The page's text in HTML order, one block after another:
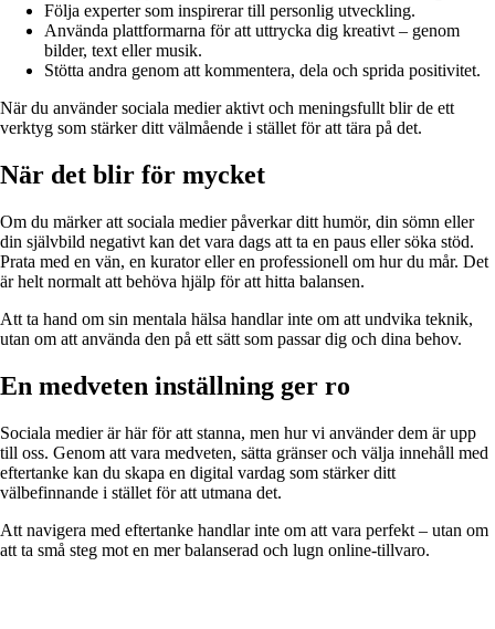
Följa experter som inspirerar till personlig utveckling.
Använda plattformarna för att uttrycka dig kreativt – genom
bilder, text eller musik.
Stötta andra genom att kommentera, dela och sprida positivitet.
När du använder sociala medier aktivt och meningsfullt blir de ett
verktyg som stärker ditt välmående i stället för att tära på det.
När det blir för mycket
Om du märker att sociala medier påverkar ditt humör, din sömn eller
din självbild negativt kan det vara dags att ta en paus eller söka stöd.
Prata med en vän, en kurator eller en professionell om hur du mår. Det
är helt normalt att behöva hjälp för att hitta balansen.
Att ta hand om sin mentala hälsa handlar inte om att undvika teknik,
utan om att använda den på ett sätt som passar dig och dina behov.
En medveten inställning ger ro
Sociala medier är här för att stanna, men hur vi använder dem är upp
till oss. Genom att vara medveten, sätta gränser och välja innehåll med
eftertanke kan du skapa en digital vardag som stärker ditt
välbefinnande i stället för att utmana det.
Att navigera med eftertanke handlar inte om att vara perfekt – utan om
att ta små steg mot en mer balanserad och lugn online-tillvaro.